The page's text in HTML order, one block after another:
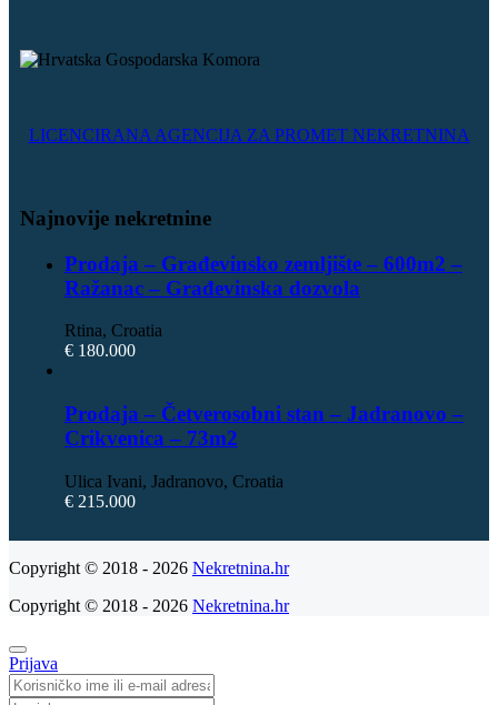
LICENCIRANA AGENCIJA ZA PROMET NEKRETNINA
Najnovije nekretnine
Prodaja – Građevinsko zemljište – 600m2 –
Ražanac – Građevinska dozvola
Rtina, Croatia
€ 180.000
Prodaja – Četverosobni stan – Jadranovo –
Crikvenica – 73m2
Ulica Ivani, Jadranovo, Croatia
€ 215.000
Copyright © 2018 - 2026 Nekretnina.hr
Copyright © 2018 - 2026 Nekretnina.hr
Prijava